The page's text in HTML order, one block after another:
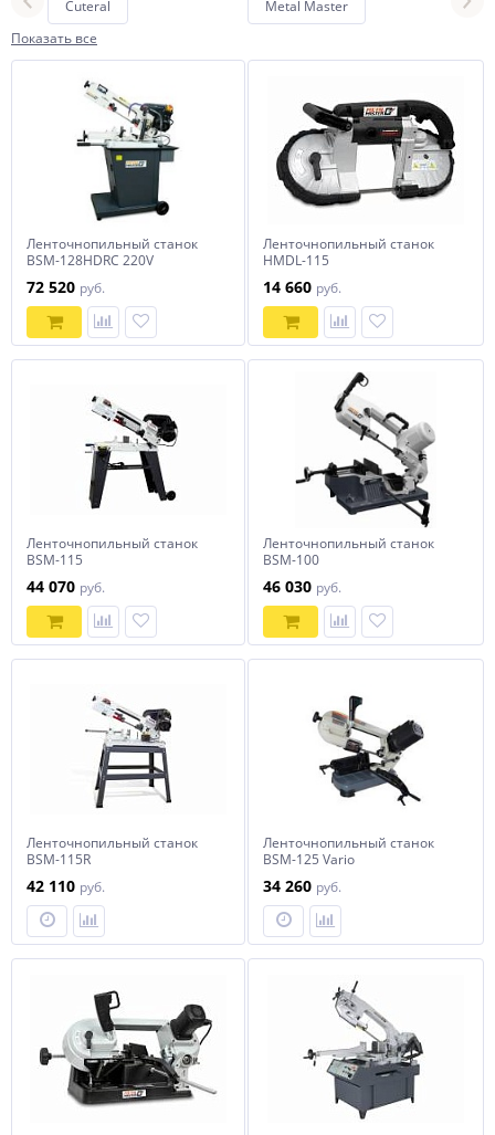
Cuteral Metal Master
по
Показать все
Ленточнопильный станок
BSM-128HDRC 220V
72 520 руб.
Ленточнопильный станок
HMDL-115
14 660 руб.
Ленточнопильный станок
BSM-115
44 070 руб.
Ленточнопильный станок
BSM-100
46 030 руб.
Ленточнопильный станок
BSM-115R
42 110 руб.
Ленточнопильный станок
BSM-125 Vario
34 260 руб.